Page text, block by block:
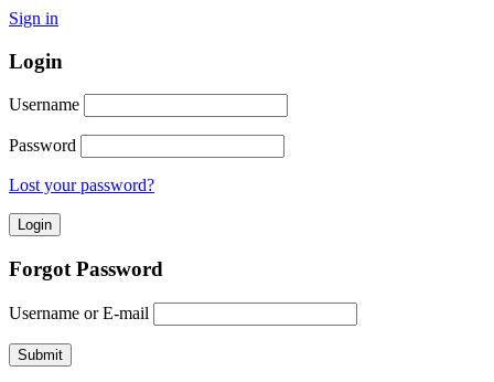
Sign in
Login
Username
Password
Lost your password?
Forgot Password
Username or E-mail